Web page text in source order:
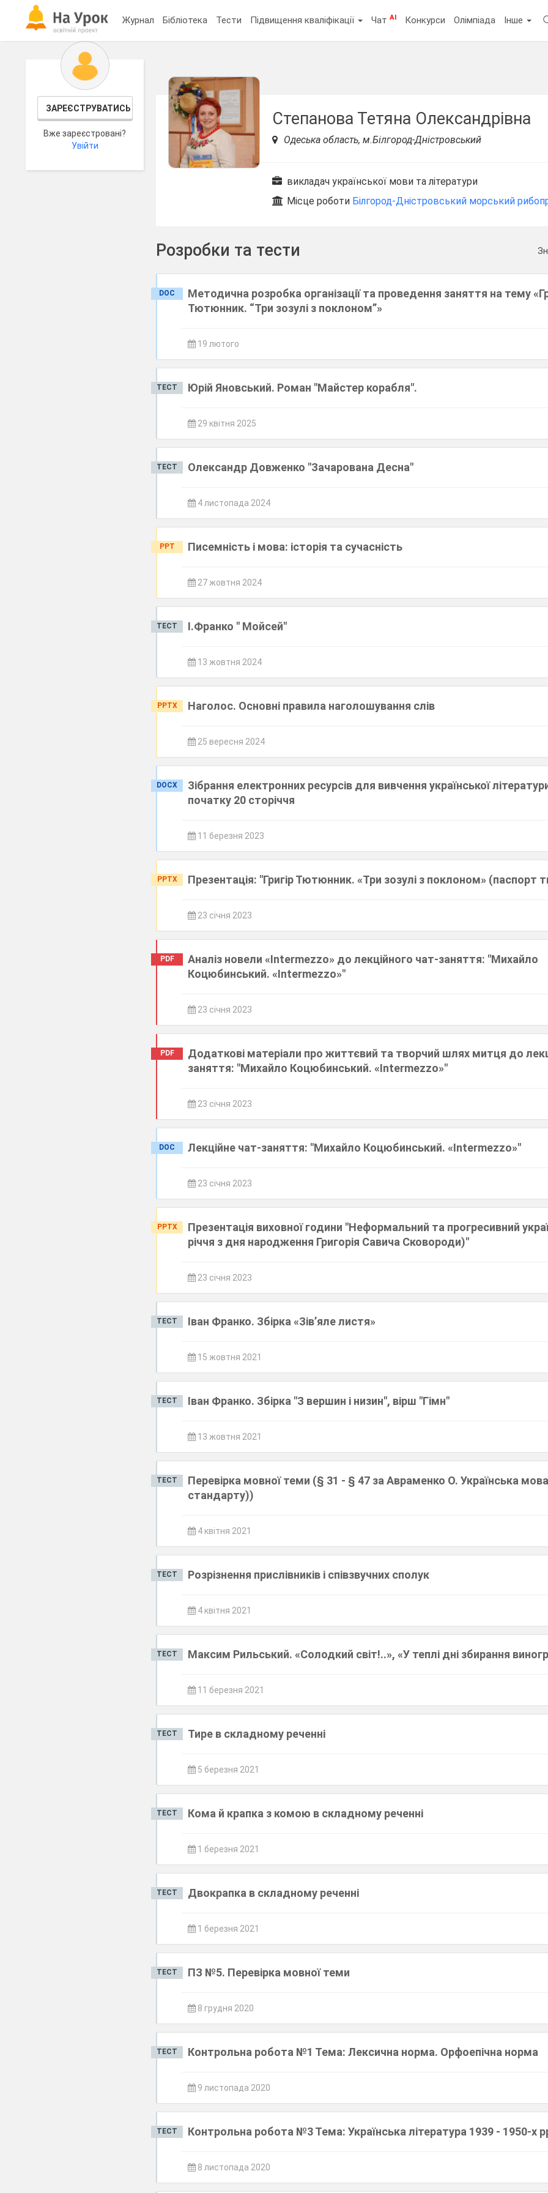
Журнал Бібліотека Тести Підвищення кваліфікації ЧатAI Конкурси Олімпіада Інше
ЗАРЕЄСТРУВАТИСЬ
Вже зареєстровані?
Увійти
Степанова Тетяна Олександрівна
Одеська область, м.Білгород-Дністровський
викладач української мови та літератури
Місце роботи Білгород-Дністровський морський
Розробки та тести
DOC
Методична розробка організації та проведення заняття на тему
Тютюнник. “Три зозулі з поклоном”»
19 лютого
ТЕСТ Юрій Яновський. Роман "Майстер корабля".
29 квітня 2025
ТЕСТ Олександр Довженко "Зачарована Десна"
4 листопада 2024
PPT Писемність і мова: історія та сучасність
27 жовтня 2024
ТЕСТ І.Франко " Мойсей"
13 жовтня 2024
PPTX Наголос. Основні правила наголошування слів
25 вересня 2024
DOCX
Зібрання електронних ресурсів для вивчення української
початку 20 сторіччя
11 березня 2023
PPTX Презентація: "Григір Тютюнник. «Три зозулі з поклоном» (паспорт
23 січня 2023
PDF
Аналіз новели «Intermezzo» до лекційного чат-заняття: "Михайло
Коцюбинський. «Intermezzo»"
23 січня 2023
PDF
Додаткові матеріали про життєвий та творчий шлях митця до
заняття: "Михайло Коцюбинський. «Intermezzo»"
23 січня 2023
DOC Лекційне чат-заняття: "Михайло Коцюбинський. «Intermezzo»"
23 січня 2023
PPTX
Презентація виховної години "Неформальний та прогресивний
річчя з дня народження Григорія Савича Сковороди)"
23 січня 2023
ТЕСТ Іван Франко. Збірка «Зів’яле листя»
15 жовтня 2021
ТЕСТ Іван Франко. Збірка "З вершин і низин", вірш "Гімн"
13 жовтня 2021
ТЕСТ
Перевірка мовної теми (§ 31 - § 47 за Авраменко О. Українська
стандарту))
4 квітня 2021
ТЕСТ Розрізнення прислівників і співзвучних сполук
4 квітня 2021
ТЕСТ Максим Рильський. «Солодкий світ!..», «У теплі дні збирання
11 березня 2021
ТЕСТ Тире в складному реченні
5 березня 2021
ТЕСТ Кома й крапка з комою в складному реченні
1 березня 2021
ТЕСТ Двокрапка в складному реченні
1 березня 2021
ТЕСТ ПЗ №5. Перевірка мовної теми
8 грудня 2020
ТЕСТ Контрольна робота №1 Тема: Лексична норма. Орфоепічна норма
9 листопада 2020
ТЕСТ Контрольна робота №3 Тема: Українська література 1939 - 1950-х
8 листопада 2020